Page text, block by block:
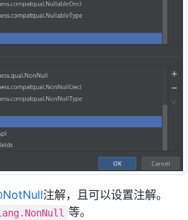
注解，且可以设置注解。
等。